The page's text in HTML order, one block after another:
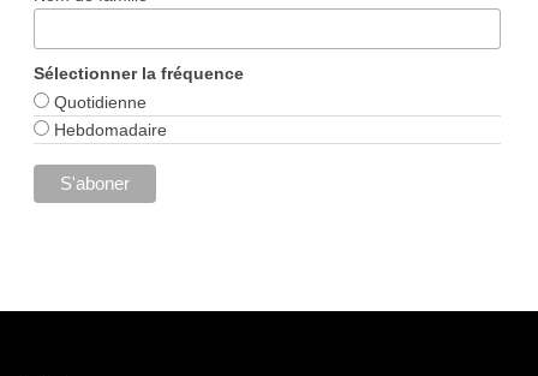
Sélectionner la fréquence
Quotidienne
Hebdomadaire